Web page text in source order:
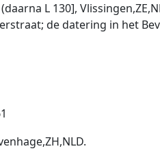
L 130],
de datering in het